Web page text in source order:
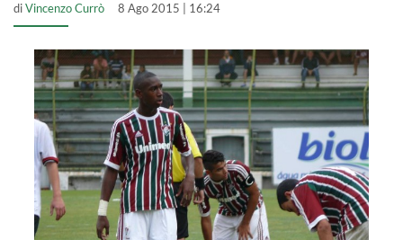
diVincenzo Currò 8 Ago 2015 | 16:24